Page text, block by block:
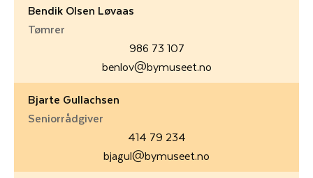
Bendik Olsen Løvaas
Tømrer
986 73 107
benlov@bymuseet.no
Bjarte Gullachsen
Seniorrådgiver
414 79 234
bjagul@bymuseet.no